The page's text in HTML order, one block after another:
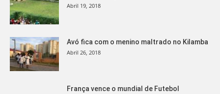
Abril 19, 2018
Avó fica com o menino maltrado no Kilamba
Abril 26, 2018
França vence o mundial de Futebol